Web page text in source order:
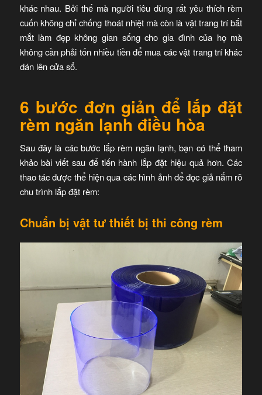
khác nhau. Bởi thế mà người tiêu dùng rất yêu thích rèm
cuốn không chỉ chống thoát nhiệt mà còn là vật trang trí bắt
mắt làm đẹp không gian sống cho gia đình của họ mà
không cần phải tốn nhiều tiền để mua các vật trang trí khác
dán lên cửa sổ.
6 bước đơn giản để lắp đặt
rèm ngăn lạnh điều hòa
Sau đây là các bước lắp rèm ngăn lạnh, bạn có thể tham
khảo bài viết sau để tiến hành lắp đặt hiệu quả hơn. Các
thao tác được thể hiện qua các hình ảnh để đọc giả nắm rõ
chu trình lắp đặt rèm:
Chuẩn bị vật tư thiết bị thi công rèm